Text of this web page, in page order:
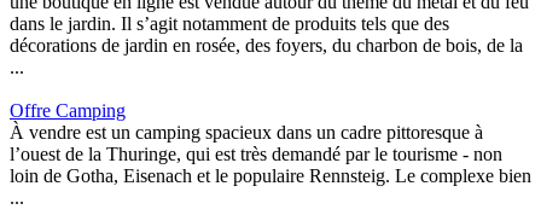
dans le jardin. Il s’agit notamment de produits tels que des
décorations de jardin en rosée, des foyers, du charbon de bois, de la
...
Offre Camping
À vendre est un camping spacieux dans un cadre pittoresque à
l’ouest de la Thuringe, qui est très demandé par le tourisme - non
loin de Gotha, Eisenach et le populaire Rennsteig. Le complexe bien
...